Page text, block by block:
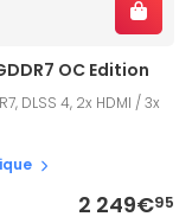
OC Edition
DLSS 4, 2x HDMI / 3x
2 249€95